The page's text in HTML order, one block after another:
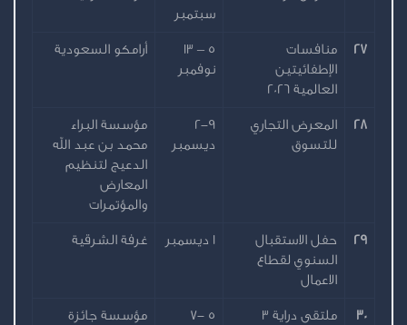
سبتمبر
27
منافسات
الإطفائيتين
العالمية 2026
5 – 13
نوفمبر
أرامكو السعودية
28
المعرض التجاري
للتسوق
2-9
ديسمبر
مؤسسة البراء
محمد بن عبد الله
الدعيج لتنظيم
المعارض
والمؤتمرات
29
حفل الاستقبال
السنوي لقطاع
الاعمال
1 ديسمبر غرفة الشرقية
30 ملتقى دراية 3
5 -7
مؤسسة جائزة